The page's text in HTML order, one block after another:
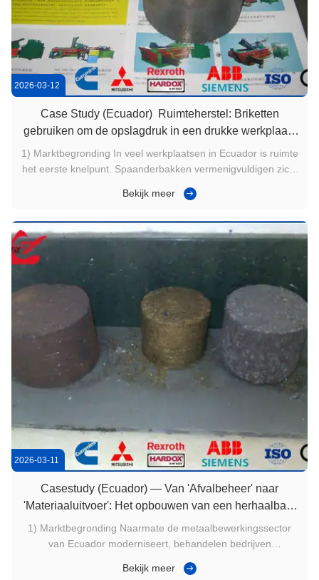
2026-03-12
Case Study (Ecuador) ️ Ruimteherstel: Briketten
gebruiken om de opslagdruk in een drukke werkplaats
te verbeteren
1) Marktbegronding In veel werkplaatsen in Ecuador is ruimte
het eerste knelpunt. Spaanderbakken vermenigvuldigen zich,
spaanders zijn licht van gewicht, maar nemen veel volume in
onveilig ...
Bekijk meer
2026-03-11
Casestudy (Ecuador) — Van 'Afvalbeheer' naar
'Materiaaluitvoer': Het opbouwen van een herhaalbare
briketworkflow
1) Marktbegronding Naarmate de metaalbewerkingssector
van Ecuador moderniseert, behandelen bedrijven
niet alleen als afval. Spaanders en krullen kunnen een
Bekijk meer